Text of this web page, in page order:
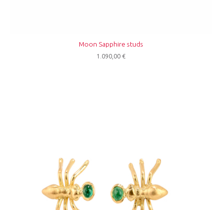
Moon Sapphire studs
1.090,00 €